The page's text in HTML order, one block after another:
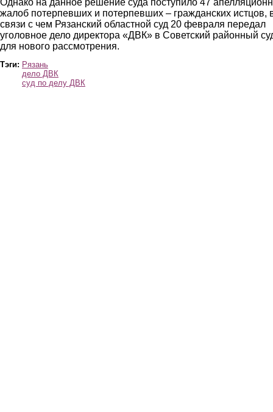
Однако на данное решение суда поступило 47
жалоб потерпевших и потерпевших – гражданских истцов,
связи с чем Рязанский областной суд 20 февраля передал
уголовное дело директора «ДВК» в Советский районный
для нового рассмотрения.
Тэги: Рязань
дело ДВК
суд по делу ДВК